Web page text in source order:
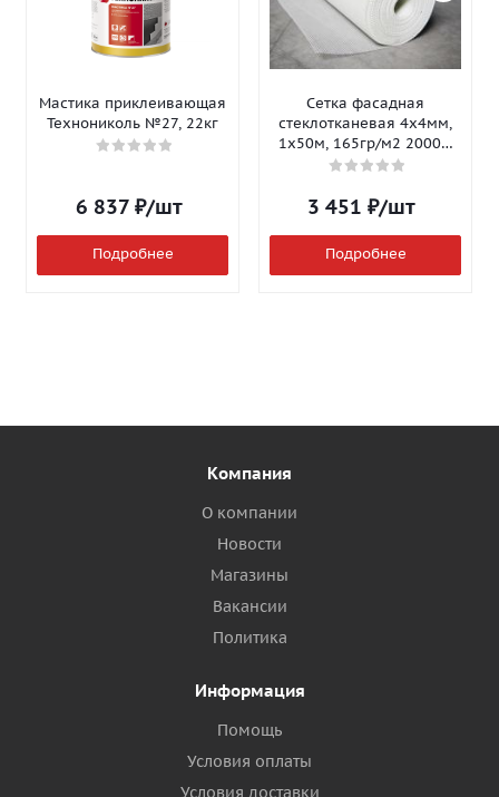
Мастика приклеивающая
Технониколь №27, 22кг
6 837₽/шт
Подробнее
Сетка фасадная
стеклотканевая 4х4мм,
1х50м, 165гр/м2 2000Н
Isomax-165
3 451 ₽/шт
Подробнее
Компания
О компании
Новости
Магазины
Вакансии
Политика
Информация
Помощь
Условия оплаты
Условия доставки